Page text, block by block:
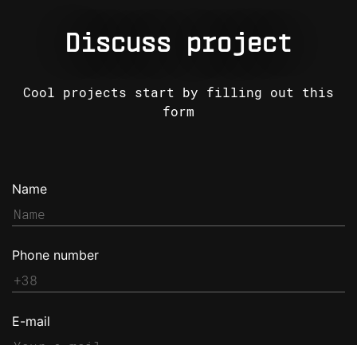
Discuss project
Cool projects start by filling out this
form
Name
Phone number
E-mail